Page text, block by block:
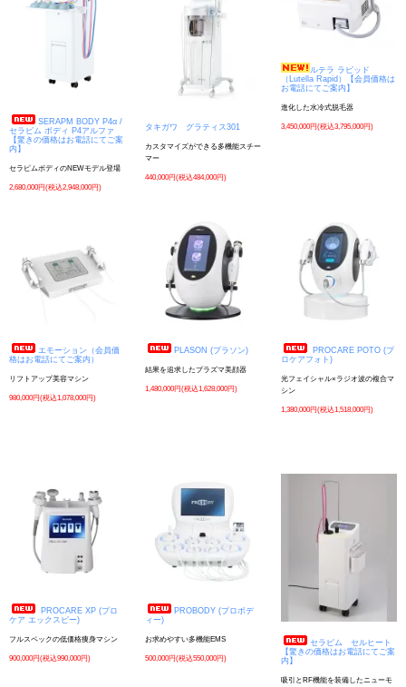
SERAPM BODY P4α /
セラピム ボディ P4アルファ
【驚きの価格はお電話にてご案
内】
セラピムボディのNEWモデル登場
2,680,000円(税込2,948,000円)
タキガワ グラティス301
カスタマイズができる多機能スチー
マー
440,000円(税込484,000円)
ルテラ ラピッド
（Lutella Rapid）【会員価格は
お電話にてご案内】
進化した水冷式脱毛器
3,450,000円(税込3,795,000円)
エモーション（会員価
格はお電話にてご案内）
リフトアップ美容マシン
980,000円(税込1,078,000円)
PLASON (プラソン)
結果を追求したプラズマ美顔器
1,480,000円(税込1,628,000円)
PROCARE POTO (プ
ロケアフォト)
光フェイシャル×ラジオ波の複合マ
シン
1,380,000円(税込1,518,000円)
PROCARE XP (プロ
ケア エックスピー)
フルスペックの低価格痩身マシン
900,000円(税込990,000円)
PROBODY (プロボデ
ィー)
お求めやすい多機能EMS
500,000円(税込550,000円)
セラピム セルヒート
【驚きの価格はお電話にてご案
内】
吸引とRF機能を装備したニューモ